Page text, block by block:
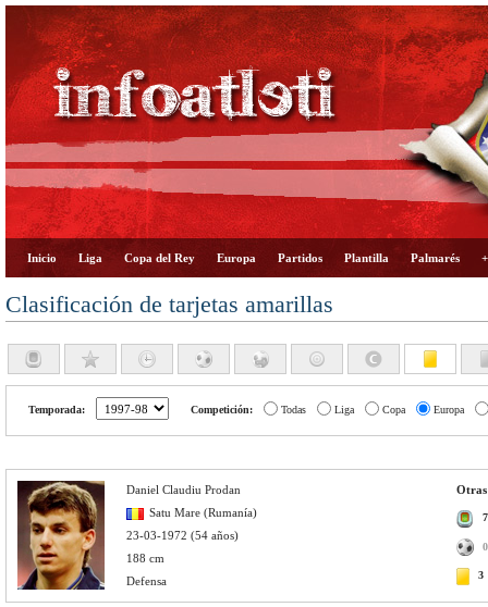
Inicio Liga Copa del Rey Europa Partidos Plantilla Palmarés
Clasificación de tarjetas amarillas
Temporada: Competición: Todas Liga Copa Europa
Otras
7
0
3
Daniel Claudiu Prodan
Satu Mare (Rumanía)
23-03-1972 (54 años)
188 cm
Defensa